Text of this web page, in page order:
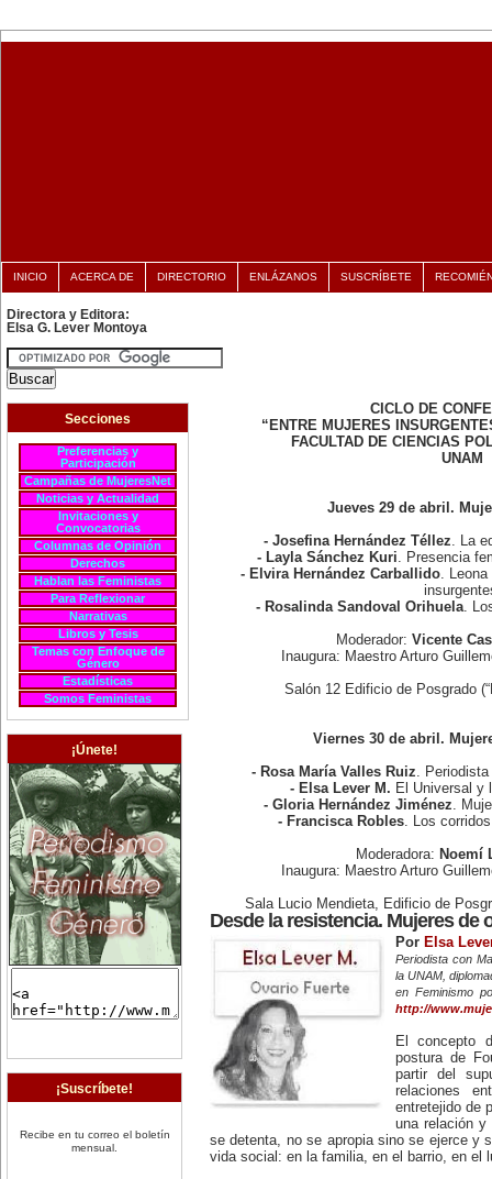
INICIO ACERCA DE DIRECTORIO ENLÁZANOS SUSCRÍBETE
Directora y Editora:
Elsa G. Lever Montoya
Secciones
Preferencias y
Participación
Campañas de MujeresNet
Noticias y Actualidad
Invitaciones y
Convocatorias
Columnas de Opinión
Derechos
Hablan las Feministas
Para Reflexionar
Narrativas
Libros y Tesis
Temas con Enfoque de
Género
Estadísticas
Somos Feministas
¡Únete!
¡Suscríbete!
Recibe en tu correo el boletín
mensual.
CICLO DE
“ENTRE MUJERES
FACULTAD DE CIENCIAS
UNAM
Jueves 29 de abril.
- Josefina Hernández Téllez . La
- Layla Sánchez Kuri . Presencia
- Elvira Hernández Carballido .
- Rosalinda Sandoval Orihuela.
Moderador: Vicente
Inaugura: Maestro Arturo
Salón 12 Edificio de Posgrado
Viernes 30 de abril.
- Rosa María Valles Ruiz .
- Elsa Lever M. El Universal y
- Gloria Hernández Jiménez .
- Francisca Robles . Los
Moderadora: Noemí
Inaugura: Maestro Arturo
Sala Lucio Mendieta, Edificio de
Desde la resistencia. Mujeres de
Por Elsa
Periodista con
la UNAM,
en Feminismo
http://
El concepto
postura de
partir del
relaciones
entretejido de
una relación y
se detenta, no se apropia sino se ejerce y
vida social: en la familia, en el barrio, en el